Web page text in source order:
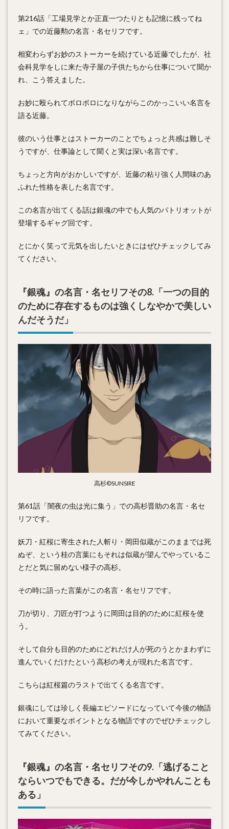
第216話「工場見学とか正直一つたりとも記憶に残ってね
ェ」での近藤勲の名言・名セリフです。
相変わらずお妙のストーカーを続けている近藤でしたが、社
会科見学をしに来た寺子屋の子供たちから仕事について聞か
れ、こう答えました。
お妙に殴られてボロボロになりながらこのかっこいい名言を
語る近藤。
彼のいう仕事とはストーカーのことでちょっと共感は難しそ
うですが、仕事論として聞くと実は深い名言です。
ちょっと方向がおかしいですが、近藤の粘り強く人間味のあ
ふれた性格を表した名言です。
この名言が出てくる話は銀魂の中でも人気のパトリオットが
登場するギャグ回です。
とにかく笑って元気を出したいときにはぜひチェックしてみ
てください。
『銀魂』の名言・名セリフその8.「一つの目的
のために存在するものは強くしなやかで美しい
んだそうだ」
高杉©SUNSIRE
第61話「闇夜の虫は光に集う」での高杉晋助の名言・名セ
リフです。
妖刀・紅桜に寄生された人斬り・岡田似蔵がこのままでは死
ぬぞ、という桂の言葉にもそれは似蔵が望んでやっているこ
とだと気に留めない様子の高杉。
その時に語った言葉がこの名言・名セリフです。
刀が切り、刀匠が打つように岡田は目的のために紅桜を使
う。
そして自分も目的のためにどれだけ人が死のうとかまわずに
進んでいくだけたという高杉の考えが現れた名言です。
こちらは紅桜篇のラストで出てくる名言です。
銀魂にしては珍しく長編エピソードになっていて今後の物語
において重要なポイントとなる物語ですのでぜひチェックし
てみてください。
『銀魂』の名言・名セリフその9.「逃げること
ならいつでもできる。だが今しかやれんことも
ある 」